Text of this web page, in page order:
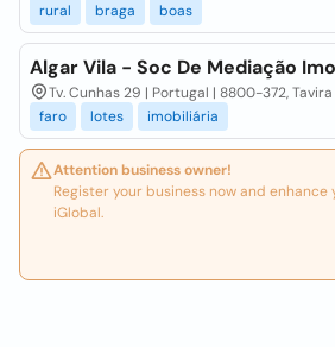
rural
braga boas
Algar Vila - Soc De Mediação
Tv. Cunhas 29 | Portugal | 8800-372, Tavira
faro
lotes imobiliária
Attention business owner!
Register your business now and
iGlobal.